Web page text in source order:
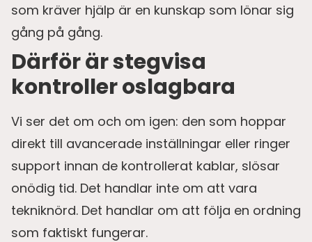
som kräver hjälp är en kunskap som lönar sig
gång på gång.
Därför är stegvisa
kontroller oslagbara
Vi ser det om och om igen: den som hoppar
direkt till avancerade inställningar eller ringer
support innan de kontrollerat kablar, slösar
onödig tid. Det handlar inte om att vara
tekniknörd. Det handlar om att följa en ordning
som faktiskt fungerar.